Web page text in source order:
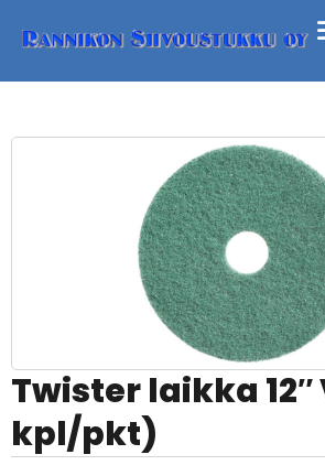
Twister laikka
kpl/pkt)